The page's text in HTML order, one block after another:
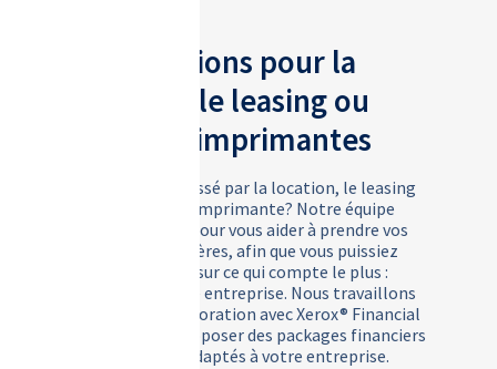
Des solutions pour la
location, le leasing ou
l’achat d’imprimantes
Êtes-vous intéressé par la location, le leasing
ou l’achat d’une imprimante? Notre équipe
d’experts est là pour vous aider à prendre vos
décisions financières, afin que vous puissiez
vous concentrer sur ce qui compte le plus :
développer votre entreprise. Nous travaillons
en étroite collaboration avec Xerox® Financial
Services pour proposer des packages financiers
personnalisés, adaptés à votre entreprise.